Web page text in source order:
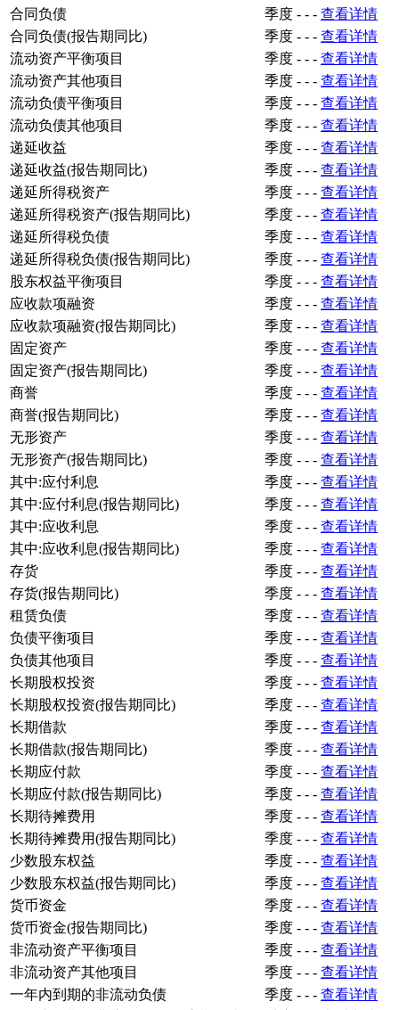
合同负债
季度 - - - 查看详情
合同负债(报告期同比)
季度 - - - 查看详情
流动资产平衡项目
季度 - - - 查看详情
流动资产其他项目
季度 - - - 查看详情
流动负债平衡项目
季度 - - - 查看详情
流动负债其他项目
季度 - - - 查看详情
递延收益
季度 - - - 查看详情
递延收益(报告期同比)
季度 - - - 查看详情
递延所得税资产
季度 - - - 查看详情
递延所得税资产(报告期同比)
季度 - - - 查看详情
递延所得税负债
季度 - - - 查看详情
递延所得税负债(报告期同比)
季度 - - - 查看详情
股东权益平衡项目
季度 - - - 查看详情
应收款项融资
季度 - - - 查看详情
应收款项融资(报告期同比)
季度 - - - 查看详情
固定资产
季度 - - - 查看详情
固定资产(报告期同比)
季度 - - - 查看详情
商誉
季度 - - - 查看详情
商誉(报告期同比)
季度 - - - 查看详情
无形资产
季度 - - - 查看详情
无形资产(报告期同比)
季度 - - - 查看详情
其中:应付利息
季度 - - - 查看详情
其中:应付利息(报告期同比)
季度 - - - 查看详情
其中:应收利息
季度 - - - 查看详情
其中:应收利息(报告期同比)
季度 - - - 查看详情
存货
季度 - - - 查看详情
存货(报告期同比)
季度 - - - 查看详情
租赁负债
季度 - - - 查看详情
负债平衡项目
季度 - - - 查看详情
负债其他项目
季度 - - - 查看详情
长期股权投资
季度 - - - 查看详情
长期股权投资(报告期同比)
季度 - - - 查看详情
长期借款
季度 - - - 查看详情
长期借款(报告期同比)
季度 - - - 查看详情
长期应付款
季度 - - - 查看详情
长期应付款(报告期同比)
季度 - - - 查看详情
长期待摊费用
季度 - - - 查看详情
长期待摊费用(报告期同比)
季度 - - - 查看详情
少数股东权益
季度 - - - 查看详情
少数股东权益(报告期同比)
季度 - - - 查看详情
货币资金
季度 - - - 查看详情
货币资金(报告期同比)
季度 - - - 查看详情
非流动资产平衡项目
季度 - - - 查看详情
非流动资产其他项目
季度 - - - 查看详情
一年内到期的非流动负债
季度 - - - 查看详情